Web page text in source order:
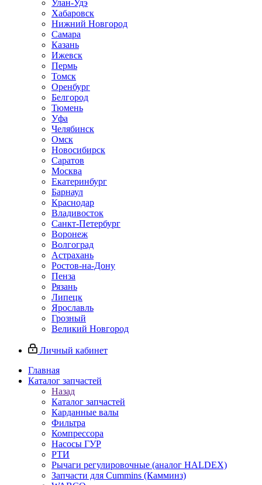
Улан-Удэ
Хабаровск
Нижний Новгород
Самара
Казань
Ижевск
Пермь
Томск
Оренбург
Белгород
Тюмень
Уфа
Челябинск
Омск
Новосибирск
Саратов
Москва
Екатеринбург
Барнаул
Краснодар
Владивосток
Санкт-Петербург
Воронеж
Волгоград
Астрахань
Ростов-на-Дону
Пенза
Рязань
Липецк
Ярославль
Грозный
Великий Новгород
Личный кабинет
Главная
Каталог запчастей
Назад
Каталог запчастей
Карданные валы
Фильтра
Компрессора
Насосы ГУР
РТИ
Рычаги регулировочные (аналог HALDEX)
Запчасти для Cummins (Камминз)